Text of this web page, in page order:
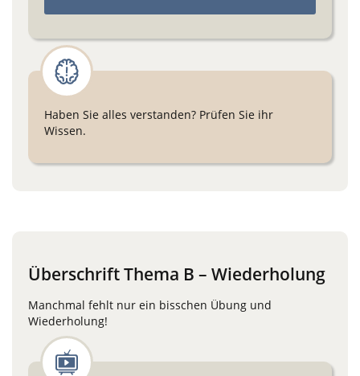
Haben Sie alles verstanden? Prüfen Sie ihr
Wissen.
Überschrift Thema B – Wiederholung
Manchmal fehlt nur ein bisschen Übung und
Wiederholung!